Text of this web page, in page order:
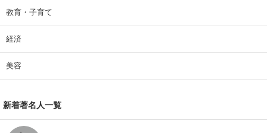
教育・子育て
経済
美容
新着著名人一覧